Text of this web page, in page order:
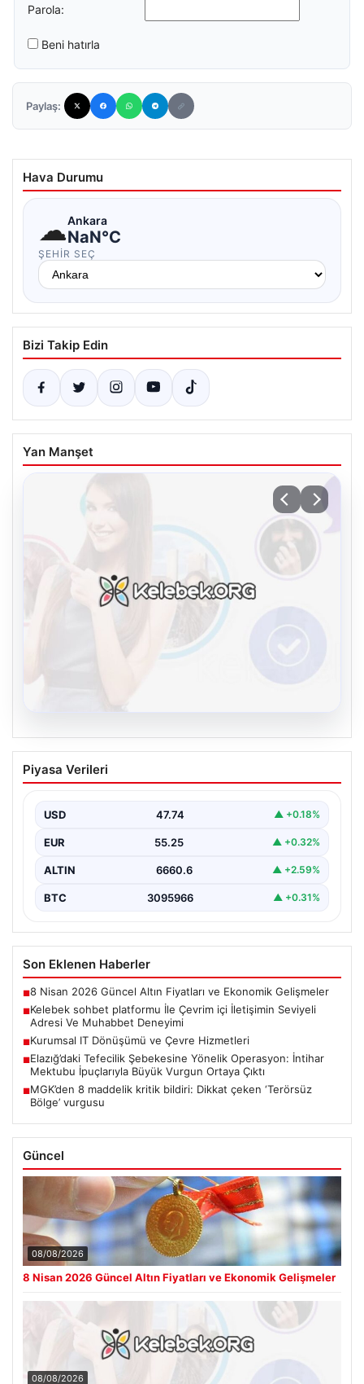
Parola:
Beni hatırla
Paylaş:
Hava Durumu
☁Ankara
NaN°C
ŞEHIR SEÇ
Bizi Takip Edin
Yan Manşet
Kelebek sohbet platformu İle Çevrim içi
İletişimin Seviyeli Adresi Ve Muhabbet
İnternet ortamında insanların seviyeli bir şekilde irtibat
çeşitli…
Piyasa Verileri
USD 47.74 ▲ +0.18%
EUR 55.25 ▲ +0.32%
ALTIN 6660.6 ▲ +2.59%
BTC 3095966 ▲ +0.31%
Son Eklenen Haberler
■8 Nisan 2026 Güncel Altın Fiyatları ve Ekonomik Gelişmeler
■Kelebek sohbet platformu İle Çevrim içi İletişimin Seviyeli
Adresi Ve Muhabbet Deneyimi
■Kurumsal IT Dönüşümü ve Çevre Hizmetleri
■Elazığ’daki Tefecilik Şebekesine Yönelik Operasyon: İntihar
Mektubu İpuçlarıyla Büyük Vurgun Ortaya Çıktı
■MGK’den 8 maddelik kritik bildiri: Dikkat çeken ‘Terörsüz
Bölge’ vurgusu
Güncel
08/08/2026
8 Nisan 2026 Güncel Altın Fiyatları ve Ekonomik Gelişmeler
08/08/2026